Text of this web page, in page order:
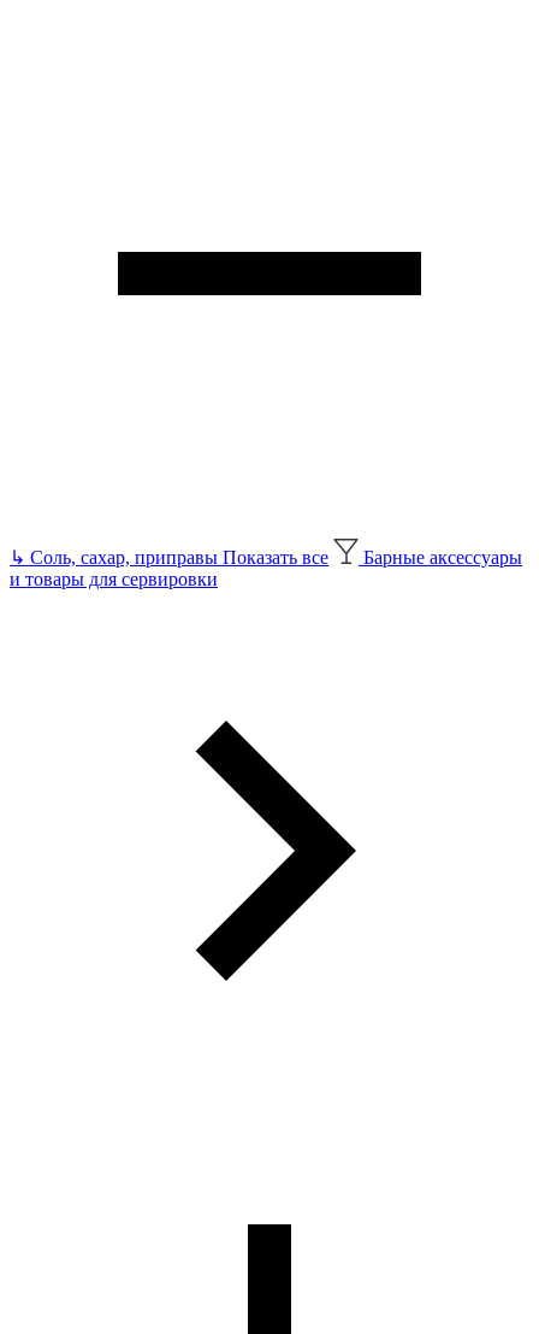
↳ Соль, сахар, приправы Показать все
Барные аксессуары
и товары для сервировки